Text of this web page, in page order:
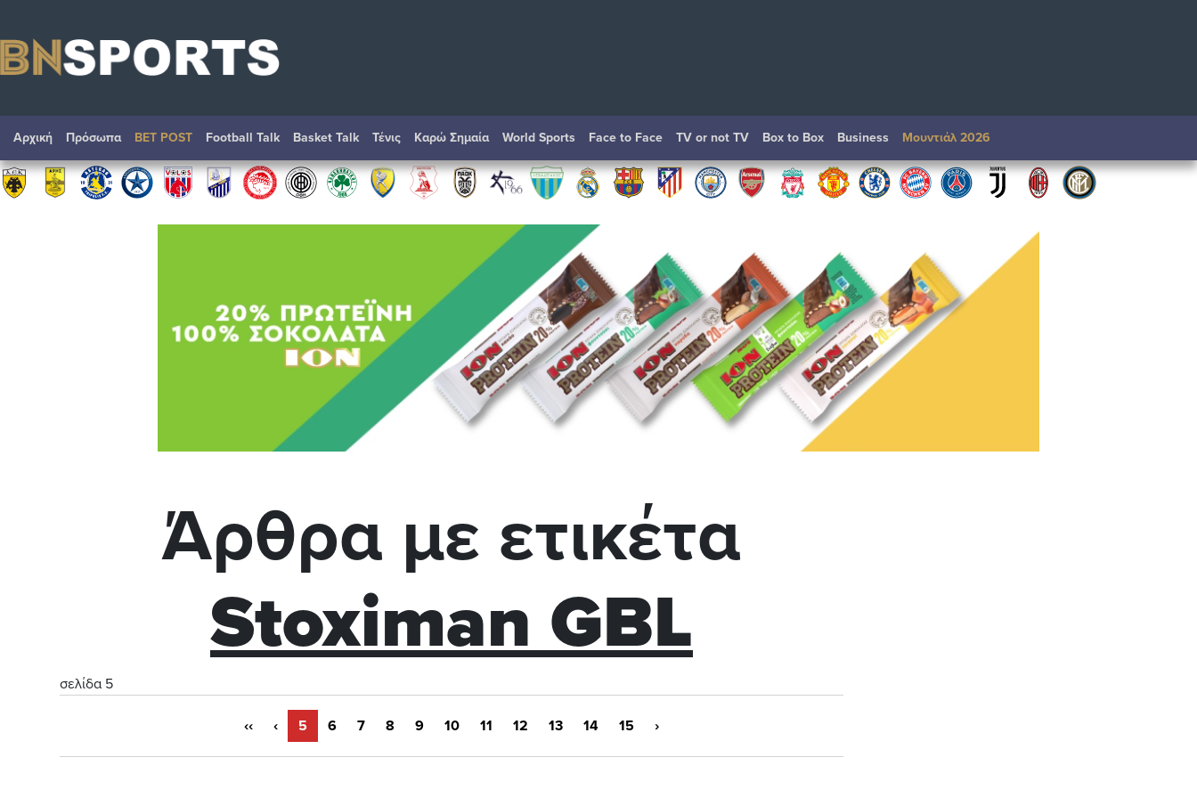
Αρχική Πρόσωπα BET POST Football Talk Basket Talk Τένις Καρώ Σημαία World Sports Face to Face TV or not TV Box to Box Βusiness Μουντιάλ 2026
Άρθρα με ετικέτα
Stoximan GBL
σελίδα 5
‹‹ ‹ 5 6 7 8 9 10 11 12 13 14 15 ›